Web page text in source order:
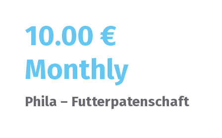
10.00 €
Monthly
Phila – Futterpatenschaft